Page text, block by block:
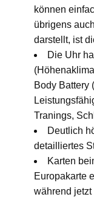
können
übrigens
darstellt, ist
Die Uhr
Body Battery
Tranings,
Deutlich
detailliertes
Karten
Europakarte
während